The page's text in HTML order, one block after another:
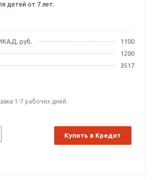
детей от 7 лет.
руб.
1100
1200
3517
1-7 рабочих дней.
Купить в Кредит